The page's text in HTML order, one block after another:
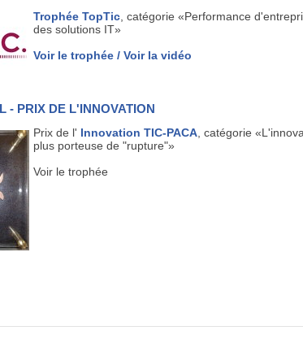
Trophée TopTic , catégorie «Performance
des solutions IT»
Voir le trophée / Voir la vidéo
- PRIX DE L'INNOVATION
Prix de l' Innovation TIC-PACA , catégorie
plus porteuse de "rupture"»
Voir le trophée